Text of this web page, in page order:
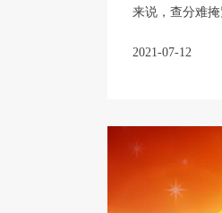
来说，查分难
出723分后颇为
2021-07-12